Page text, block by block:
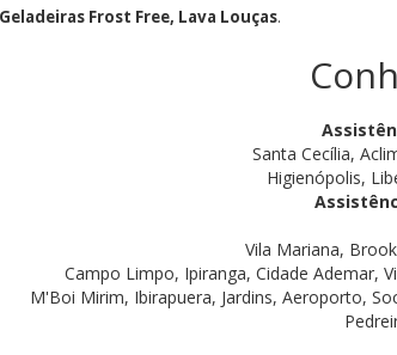
Geladeiras Frost Free, Lava Louças.
Santa Cecília,
Higienópolis,
Vila Mariana,
Campo Limpo, Ipiranga, Cidade Ademar,
M'Boi Mirim, Ibirapuera, Jardins, Aeroporto,